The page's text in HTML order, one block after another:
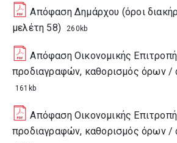
Απόφαση Δημάρχου (όροι
μελέτη 58)
260kb
Απόφαση Οικονομικής
προδιαγραφών, καθορισμός όρων /
161kb
Απόφαση Οικονομικής
προδιαγραφών, καθορισμός όρων /